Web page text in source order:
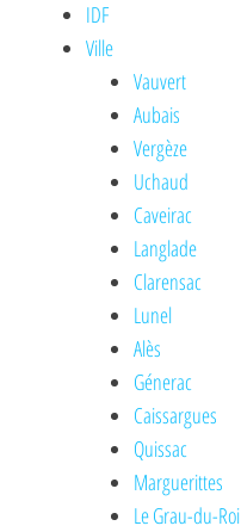
IDF
Ville
Vauvert
Aubais
Vergèze
Uchaud
Caveirac
Langlade
Clarensac
Lunel
Alès
Génerac
Caissargues
Quissac
Marguerittes
Le Grau-du-Roi